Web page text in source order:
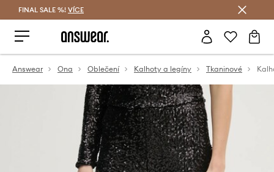
FINAL SALE %! VÍCE
Answear Ona Oblečení Kalhoty a legíny Tkaninové